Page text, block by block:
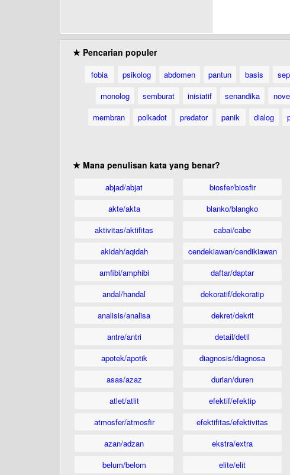
★ Pencarian populer
fobia psikolog abdomen pantun basis
monolog
semburat inisiatif senandika
membran
polkadot predator panik dialog
★ Mana penulisan kata yang benar?
abjad/abjat
akte/akta
aktivitas/aktifitas
akidah/aqidah
amfibi/amphibi
andal/handal
analisis/analisa
antre/antri
apotek/apotik
asas/azaz
atlet/atlit
atmosfer/atmosfir
azan/adzan
belum/belom
biosfer/biosfir
blanko/blangko
cabai/cabe
cendekiawan/cendikiawan
daftar/daptar
dekoratif/dekoratip
dekret/dekrit
detail/detil
diagnosis/diagnosa
durian/duren
efektif/efektip
efektifitas/efektivitas
ekstra/extra
elite/elit